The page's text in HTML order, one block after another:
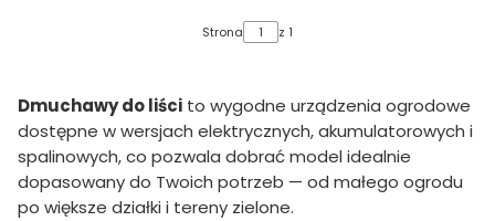
Strona z 1
Dmuchawy do liści to wygodne urządzenia ogrodowe
dostępne w wersjach elektrycznych, akumulatorowych i
spalinowych, co pozwala dobrać model idealnie
dopasowany do Twoich potrzeb — od małego ogrodu
po większe działki i tereny zielone.